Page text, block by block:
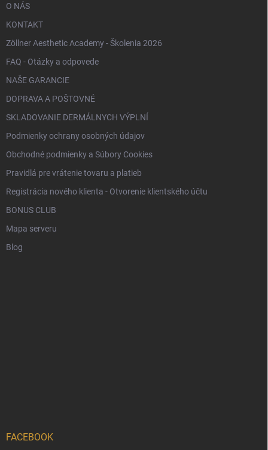
O NÁS
KONTAKT
Zöllner Aesthetic Academy - Školenia 2026
FAQ - Otázky a odpovede
NAŠE GARANCIE
DOPRAVA A POŠTOVNÉ
SKLADOVANIE DERMÁLNYCH VÝPLNÍ
Podmienky ochrany osobných údajov
Obchodné podmienky a Súbory Cookies
Pravidlá pre vrátenie tovaru a platieb
Registrácia nového klienta - Otvorenie klientského účtu
BONUS CLUB
Mapa serveru
Blog
FACEBOOK